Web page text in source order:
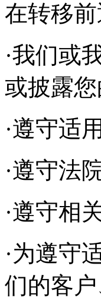
在转移前
·我们或
或披露您
·遵守适
·遵守法
·遵守相
·为遵守
们的客